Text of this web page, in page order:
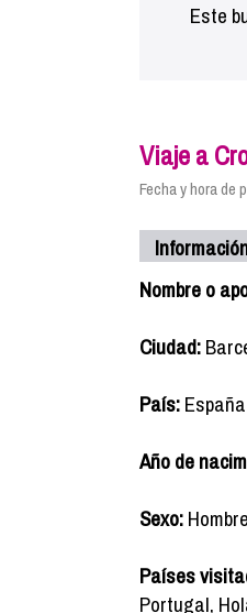
Este
Viaje a
Fecha y hora de
Nombre o
Ciudad:
País:España
Año de
Sexo:Hombre
Países
Portugal,